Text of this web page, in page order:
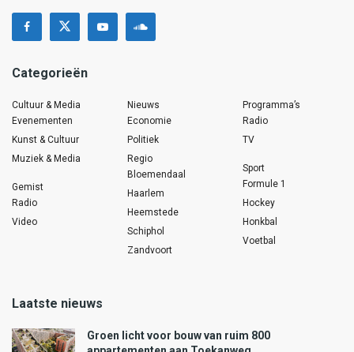
Categorieën
Cultuur & Media
Evenementen
Kunst & Cultuur
Muziek & Media
Gemist
Radio
Video
Nieuws
Economie
Politiek
Regio
Bloemendaal
Haarlem
Heemstede
Schiphol
Zandvoort
Programma’s
Radio
TV
Sport
Formule 1
Hockey
Honkbal
Voetbal
Laatste nieuws
Groen licht voor bouw van ruim 800